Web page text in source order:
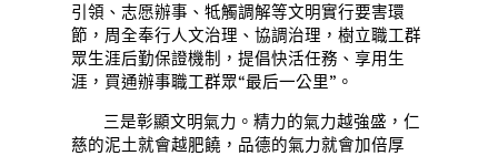
引領、志愿辦事、牴觸調解等文明實行要害環
節，周全奉行人文治理、協調治理，樹立職工群
眾生涯后勤保證機制，提倡快活任務、享用生
涯，買通辦事職工群眾“最后一公里”。
三是彰顯文明氣力。精力的氣力越強盛，仁
慈的泥土就會越肥饒，品德的氣力就會加倍厚